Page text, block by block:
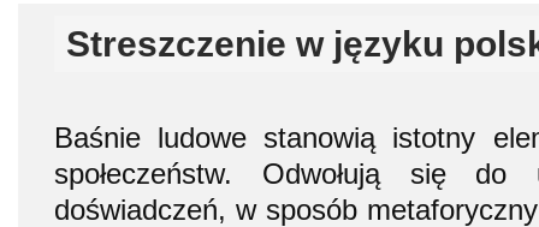
Streszczenie w języku
Baśnie ludowe stanowią istotny
społeczeństw. Odwołują się do
doświadczeń, w sposób